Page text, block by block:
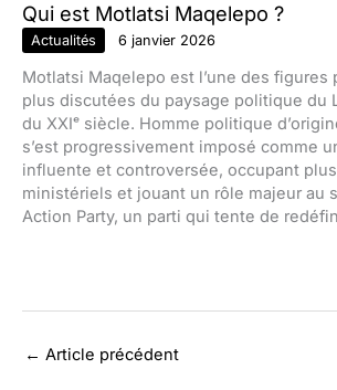
Qui est Motlatsi Maqelepo ?
Actualités 6 janvier 2026
Motlatsi Maqelepo est l’une des figures
plus discutées du paysage politique du
du XXIᵉ siècle. Homme politique
s’est progressivement imposé comme
influente et controversée, occupant
ministériels et jouant un rôle majeur au
Action Party, un parti qui tente de
← Article précédent